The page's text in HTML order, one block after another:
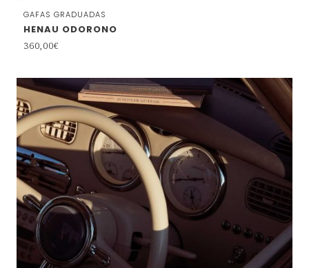
GAFAS GRADUADAS
HENAU ODORONO
360,00€